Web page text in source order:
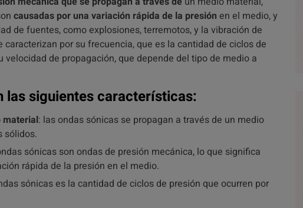
causadas por una variación rápida de la presión en el medio, y
de fuentes, como explosiones, terremotos, y la vibración de
por su frecuencia, que es la cantidad de ciclos de
velocidad de propagación, que depende del tipo de medio a
las siguientes características:
material: las ondas sónicas se propagan a través de un medio
sólidos.
sónicas son ondas de presión mecánica, lo que significa
rápida de la presión en el medio.
sónicas es la cantidad de ciclos de presión que ocurren por